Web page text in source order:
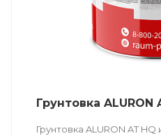
Грунтовка ALURON
Грунтовка ALURON AT HQ